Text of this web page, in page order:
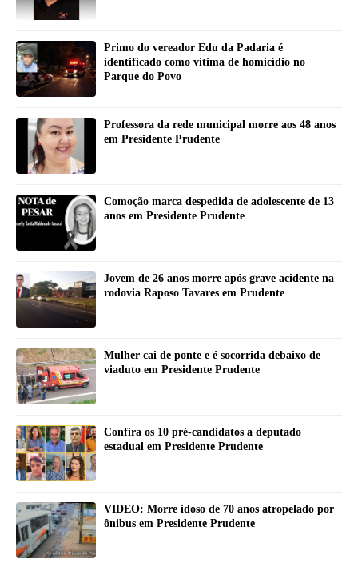
Primo do vereador Edu da Padaria é
identificado como vítima de homicídio no
Parque do Povo
Professora da rede municipal morre aos 48 anos
em Presidente Prudente
Comoção marca despedida de adolescente de 13
anos em Presidente Prudente
Jovem de 26 anos morre após grave acidente na
rodovia Raposo Tavares em Prudente
Mulher cai de ponte e é socorrida debaixo de
viaduto em Presidente Prudente
Confira os 10 pré-candidatos a deputado
estadual em Presidente Prudente
VIDEO: Morre idoso de 70 anos atropelado por
ônibus em Presidente Prudente